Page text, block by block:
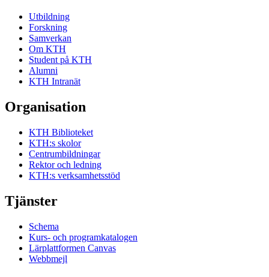
Utbildning
Forskning
Samverkan
Om KTH
Student på KTH
Alumni
KTH Intranät
Organisation
KTH Biblioteket
KTH:s skolor
Centrumbildningar
Rektor och ledning
KTH:s verksamhetsstöd
Tjänster
Schema
Kurs- och programkatalogen
Lärplattformen Canvas
Webbmejl